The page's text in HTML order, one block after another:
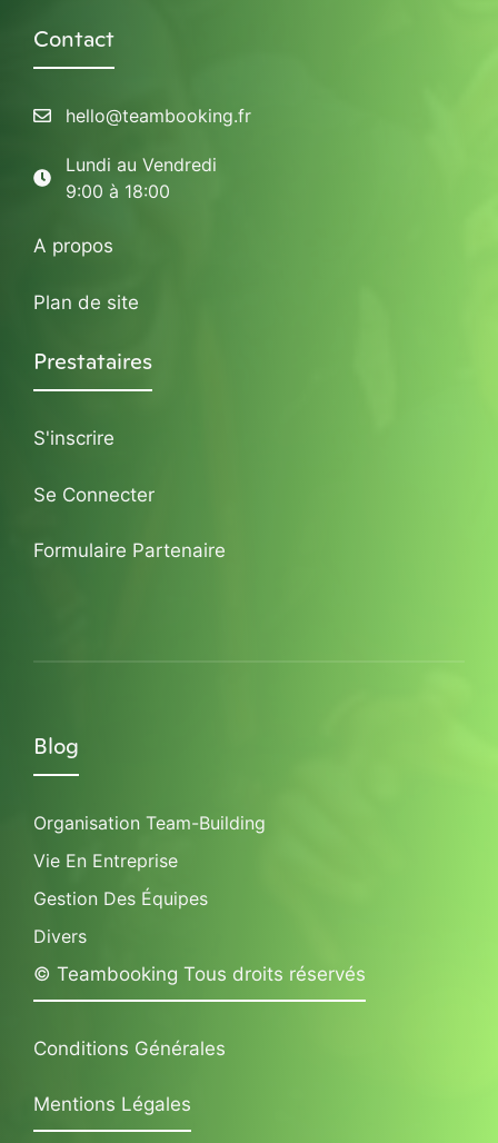
Contact
hello@teambooking.fr
Lundi au Vendredi
9:00 à 18:00
A propos
Plan de site
Prestataires
S'inscrire
Se Connecter
Formulaire Partenaire
Blog
Organisation Team-Building
Vie En Entreprise
Gestion Des Équipes
Divers
© Teambooking Tous droits réservés
Conditions Générales
Mentions Légales